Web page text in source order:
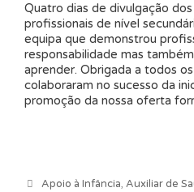
Quatro dias de divulgação
profissionais de nível
equipa que demonstrou
responsabilidade mas
aprender. Obrigada a todos
colaboraram no sucesso da
promoção da nossa oferta
Categorias
Apoio à Infância, Auxiliar de